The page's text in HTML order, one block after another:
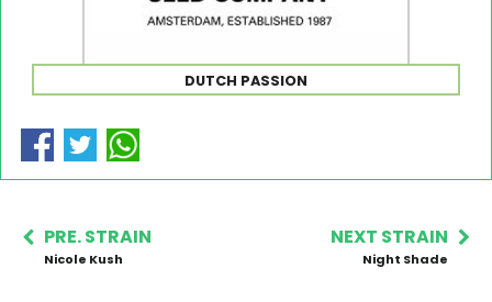
DUTCH PASSION
PRE. STRAIN
Nicole Kush
NEXT STRAIN
Night Shade